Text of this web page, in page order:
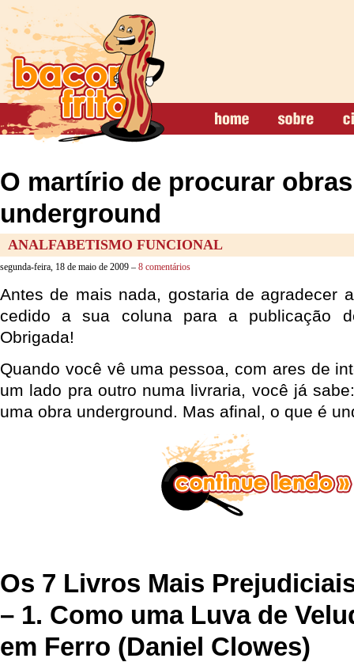
O martírio de procurar obras
underground
ANALFABETISMO FUNCIONAL
segunda-feira, 18 de maio de 2009 – 8 comentários
Antes de mais nada, gostaria de agradecer
cedido a sua coluna para a publicação
Obrigada!
Quando você vê uma pessoa, com ares de
um lado pra outro numa livraria, você já
uma obra underground. Mas afinal, o que é
Os 7 Livros Mais
– 1. Como uma Luva de
em Ferro (Daniel Clowes)